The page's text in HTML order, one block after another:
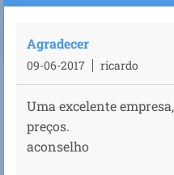
Agradecer
09-06-2017 ricardo
Uma excelente
preços.
aconselho